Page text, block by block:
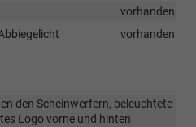
vorhanden
vorhanden
den Scheinwerfern, beleuchtete
Logo vorne und hinten